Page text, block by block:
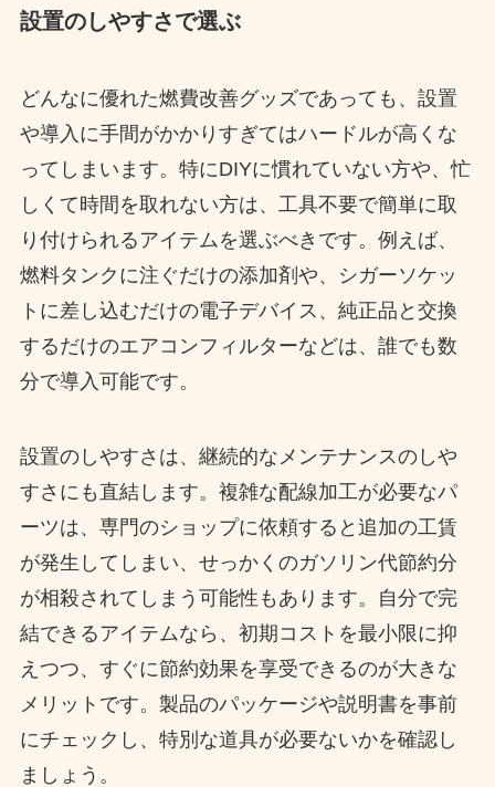
設置のしやすさで選ぶ
どんなに優れた燃費改善グッズであっても、設置
や導入に手間がかかりすぎてはハードルが高くな
ってしまいます。特にDIYに慣れていない方や、忙
しくて時間を取れない方は、工具不要で簡単に取
り付けられるアイテムを選ぶべきです。例えば、
燃料タンクに注ぐだけの添加剤や、シガーソケッ
トに差し込むだけの電子デバイス、純正品と交換
するだけのエアコンフィルターなどは、誰でも数
分で導入可能です。
設置のしやすさは、継続的なメンテナンスのしや
すさにも直結します。複雑な配線加工が必要なパ
ーツは、専門のショップに依頼すると追加の工賃
が発生してしまい、せっかくのガソリン代節約分
が相殺されてしまう可能性もあります。自分で完
結できるアイテムなら、初期コストを最小限に抑
えつつ、すぐに節約効果を享受できるのが大きな
メリットです。製品のパッケージや説明書を事前
にチェックし、特別な道具が必要ないかを確認し
ましょう。